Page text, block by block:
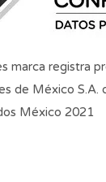
marca registra
de México S.A.
México 2021